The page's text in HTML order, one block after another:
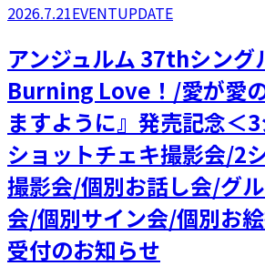
2026.7.21EVENTUPDATE
アンジュルム 37thシング
Burning Love！/愛が愛
ますように』発売記念＜
ショットチェキ撮影会/2
撮影会/個別お話し会/グ
会/個別サイン会/個別お
受付のお知らせ